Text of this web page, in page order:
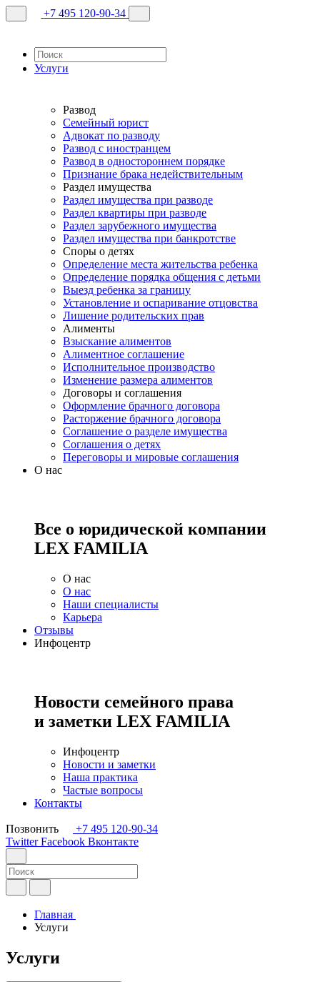
+7 495 120-90-34
Услуги
Развод
Семейный юрист
Адвокат по разводу
Развод с иностранцем
Развод в одностороннем порядке
Признание брака недействительным
Раздел имущества
Раздел имущества при разводе
Раздел квартиры при разводе
Раздел зарубежного имущества
Раздел имущества при банкротстве
Споры о детях
Определение места жительства ребенка
Определение порядка общения с детьми
Выезд ребенка за границу
Установление и оспаривание отцовства
Лишение родительских прав
Алименты
Взыскание алиментов
Алиментное соглашение
Исполнительное производство
Изменение размера алиментов
Договоры и соглашения
Оформление брачного договора
Расторжение брачного договора
Соглашение о разделе имущества
Соглашения о детях
Переговоры и мировые соглашения
О нас
Все о юридической компании
LEX FAMILIA
О нас
О нас
Наши специалисты
Карьера
Отзывы
Инфоцентр
Новости семейного права
и заметки LEX FAMILIA
Инфоцентр
Новости и заметки
Наша практика
Частые вопросы
Контакты
Позвонить
+7 495 120-90-34
Twitter Facebook Вконтакте
Главная
Услуги
Услуги